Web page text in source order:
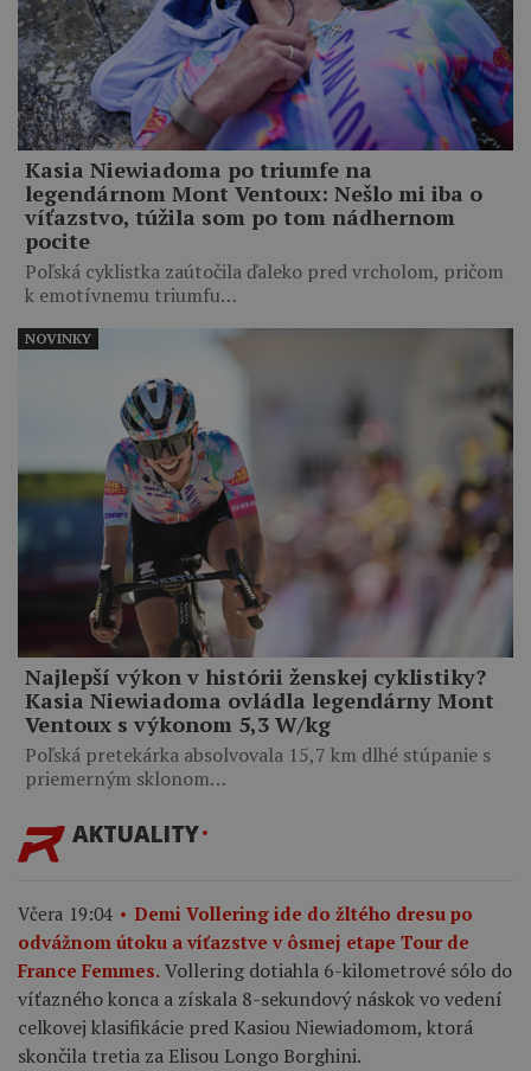
Kasia Niewiadoma po triumfe na
legendárnom Mont Ventoux: Nešlo mi iba o
víťazstvo, túžila som po tom nádhernom
pocite
Poľská cyklistka zaútočila ďaleko pred vrcholom, pričom
k emotívnemu triumfu…
Najlepší výkon v histórii ženskej cyklistiky?
Kasia Niewiadoma ovládla legendárny Mont
Ventoux s výkonom 5,3 W/kg
Poľská pretekárka absolvovala 15,7 km dlhé stúpanie s
priemerným sklonom…
NOVINKY
AKTUALITY
Včera 19:04
Demi Vollering ide do žltého dresu po
odvážnom útoku a víťazstve v ôsmej etape Tour de
France Femmes. Vollering dotiahla 6-kilometrové sólo do
víťazného konca a získala 8-sekundový náskok vo vedení
celkovej klasifikácie pred Kasiou Niewiadomom, ktorá
skončila tretia za Elisou Longo Borghini.